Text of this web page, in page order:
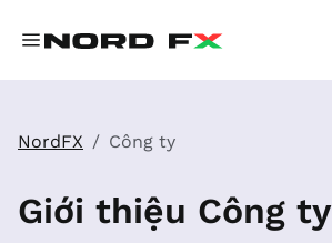
NordFX Công ty
Giới thiệu Công ty